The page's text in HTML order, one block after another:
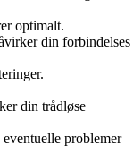
optimalt.
din forbindelses
din trådløse
problemer